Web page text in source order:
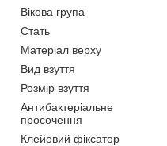
Вікова група
Стать
Матеріал верху
Вид взуття
Розмір взуття
Антибактеріальне
просочення
Клейовий фіксатор